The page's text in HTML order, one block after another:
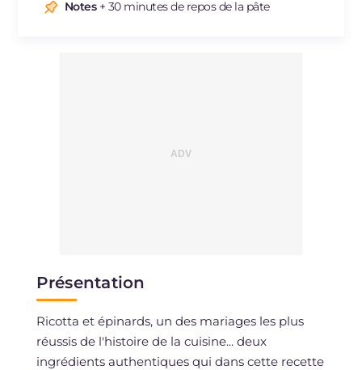
Notes+ 30 minutes de repos de la pâte
Présentation
Ricotta et épinards, un des mariages les plus
réussis de l'histoire de la cuisine... deux
ingrédients authentiques qui dans cette recette